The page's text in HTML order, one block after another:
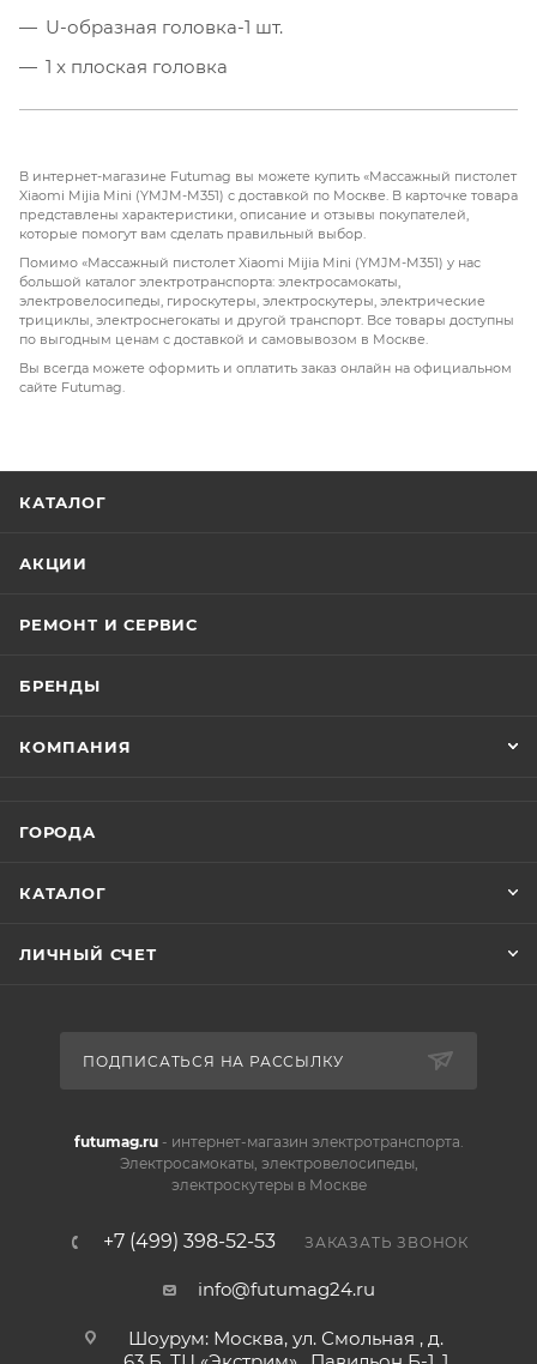
U-образная головка-1 шт.
1 x плоская головка
1 x зарядный кабель
1 x Руководство пользователя (китайский)
1 х сумка для хранения
В интернет-магазине Futumag вы можете купить «Массажный пистолет
Xiaomi Mijia Mini (YMJM-M351) с доставкой по Москве. В карточке товара
представлены характеристики, описание и отзывы покупателей,
которые помогут вам сделать правильный выбор.
Помимо «Массажный пистолет Xiaomi Mijia Mini (YMJM-M351) у нас
большой каталог электротранспорта: электросамокаты,
электровелосипеды, гироскутеры, электроскутеры, электрические
трициклы, электроснегокаты и другой транспорт. Все товары доступны
по выгодным ценам с доставкой и самовывозом в Москве.
Вы всегда можете оформить и оплатить заказ онлайн на официальном
сайте Futumag.
КАТАЛОГ
АКЦИИ
РЕМОНТ И СЕРВИС
БРЕНДЫ
КОМПАНИЯ
ГОРОДА
КАТАЛОГ
ЛИЧНЫЙ СЧЕТ
ПОДПИСАТЬСЯ НА РАССЫЛКУ
futumag.ru- интернет-магазин электротранспорта.
Электросамокаты, электровелосипеды,
электроскутеры в Москве
+7 (499) 398-52-53 ЗАКАЗАТЬ ЗВОНОК
info@futumag24.ru
Шоурум: Москва, ул. Смольная , д.